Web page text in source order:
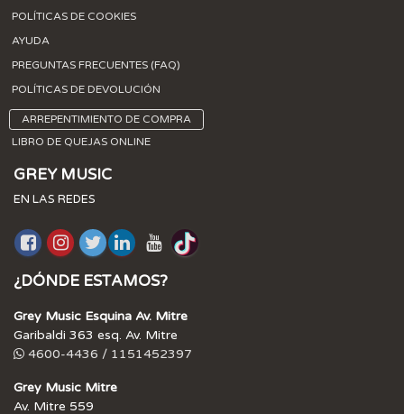
POLÍTICAS DE COOKIES
AYUDA
PREGUNTAS FRECUENTES (FAQ)
POLÍTICAS DE DEVOLUCIÓN
ARREPENTIMIENTO DE COMPRA
LIBRO DE QUEJAS ONLINE
GREY MUSIC
EN LAS REDES
¿DÓNDE ESTAMOS?
Grey Music Esquina Av. Mitre
Garibaldi 363 esq. Av. Mitre
4600-4436 / 1151452397
Grey Music Mitre
Av. Mitre 559